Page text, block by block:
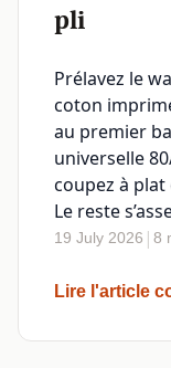
pli
Prélavez le
coton
au premier
universelle
coupez à
Le reste
19 July 2026 | 8
Lire l'article